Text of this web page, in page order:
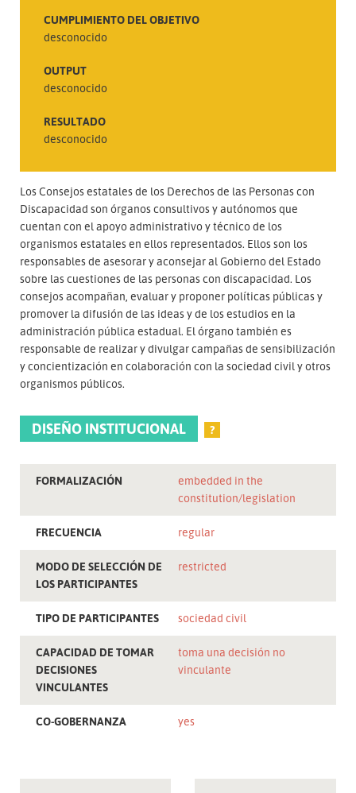
CUMPLIMIENTO DEL OBJETIVO
desconocido
OUTPUT
desconocido
RESULTADO
desconocido
Los Consejos estatales de los Derechos de las Personas con
Discapacidad son órganos consultivos y autónomos que
cuentan con el apoyo administrativo y técnico de los
organismos estatales en ellos representados. Ellos son los
responsables de asesorar y aconsejar al Gobierno del Estado
sobre las cuestiones de las personas con discapacidad. Los
consejos acompañan, evaluar y proponer políticas públicas y
promover la difusión de las ideas y de los estudios en la
administración pública estadual. El órgano también es
responsable de realizar y divulgar campañas de sensibilización
y concientización en colaboración con la sociedad civil y otros
organismos públicos.
DISEÑO INSTITUCIONAL ?
FORMALIZACIÓN
embedded in the
constitution/legislation
FRECUENCIA regular
MODO DE SELECCIÓN DE
LOS PARTICIPANTES
restricted
TIPO DE PARTICIPANTES sociedad civil
CAPACIDAD DE TOMAR
DECISIONES
VINCULANTES
toma una decisión no
vinculante
CO-GOBERNANZA yes